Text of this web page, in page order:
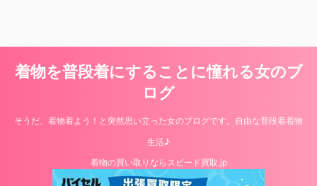
着物を普段着にすることに憧れる女のブ
ログ
そうだ、着物着よう！と突然思い立った女のブログです。自由な普段着着物
生活♪
着物の買い取りならスピード買取.jp